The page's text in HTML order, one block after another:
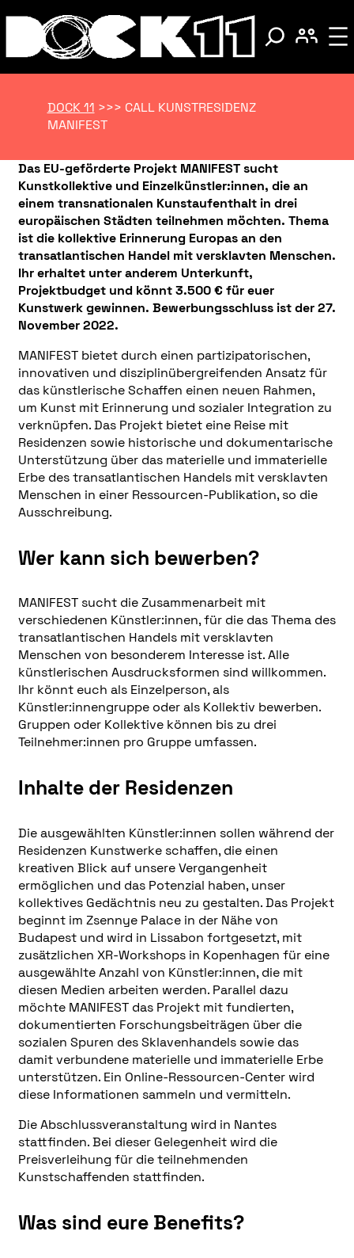
DOCK 11 >>> CALL KUNSTRESIDENZ
MANIFEST
Das EU-geförderte Projekt MANIFEST sucht
Kunstkollektive und Einzelkünstler:innen, die an
einem transnationalen Kunstaufenthalt in drei
europäischen Städten teilnehmen möchten. Thema
ist die kollektive Erinnerung Europas an den
transatlantischen Handel mit versklavten Menschen.
Ihr erhaltet unter anderem Unterkunft,
Projektbudget und könnt 3.500 € für euer
Kunstwerk gewinnen. Bewerbungsschluss ist der 27.
November 2022.
MANIFEST bietet durch einen partizipatorischen,
innovativen und disziplinübergreifenden Ansatz für
das künstlerische Schaffen einen neuen Rahmen,
um Kunst mit Erinnerung und sozialer Integration zu
verknüpfen. Das Projekt bietet eine Reise mit
Residenzen sowie historische und dokumentarische
Unterstützung über das materielle und immaterielle
Erbe des transatlantischen Handels mit versklavten
Menschen in einer Ressourcen-Publikation, so die
Ausschreibung.
Wer kann sich bewerben?
MANIFEST sucht die Zusammenarbeit mit
verschiedenen Künstler:innen, für die das Thema des
transatlantischen Handels mit versklavten
Menschen von besonderem Interesse ist. Alle
künstlerischen Ausdrucksformen sind willkommen.
Ihr könnt euch als Einzelperson, als
Künstler:innengruppe oder als Kollektiv bewerben.
Gruppen oder Kollektive können bis zu drei
Teilnehmer:innen pro Gruppe umfassen.
Inhalte der Residenzen
Die ausgewählten Künstler:innen sollen während der
Residenzen Kunstwerke schaffen, die einen
kreativen Blick auf unsere Vergangenheit
ermöglichen und das Potenzial haben, unser
kollektives Gedächtnis neu zu gestalten. Das Projekt
beginnt im Zsennye Palace in der Nähe von
Budapest und wird in Lissabon fortgesetzt, mit
zusätzlichen XR-Workshops in Kopenhagen für eine
ausgewählte Anzahl von Künstler:innen, die mit
diesen Medien arbeiten werden. Parallel dazu
möchte MANIFEST das Projekt mit fundierten,
dokumentierten Forschungsbeiträgen über die
sozialen Spuren des Sklavenhandels sowie das
damit verbundene materielle und immaterielle Erbe
unterstützen. Ein Online-Ressourcen-Center wird
diese Informationen sammeln und vermitteln.
Die Abschlussveranstaltung wird in Nantes
stattfinden. Bei dieser Gelegenheit wird die
Preisverleihung für die teilnehmenden
Kunstschaffenden stattfinden.
Was sind eure Benefits?